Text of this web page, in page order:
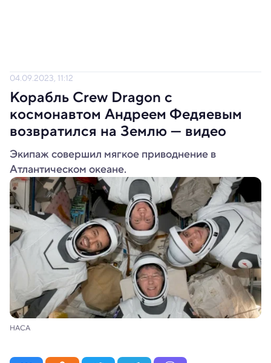
04.09.2023, 11:12
Корабль Crew Dragon с
космонавтом Андреем Федяевым
возвратился на Землю — видео
Экипаж совершил мягкое приводнение в
Атлантическом океане.
НАСА